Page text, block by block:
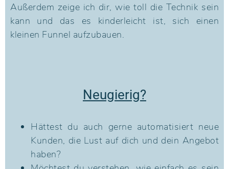
Außerdem zeige ich dir, wie toll die Technik sein
kann und das es kinderleicht ist, sich einen
kleinen Funnel aufzubauen.
Neugierig?
Hättest du auch gerne automatisiert neue
Kunden, die Lust auf dich und dein Angebot
haben?